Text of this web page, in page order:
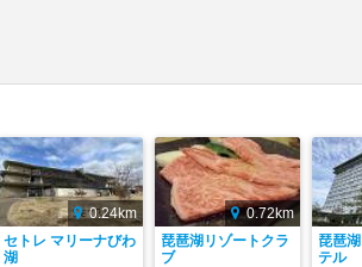
0.24km
セトレ マリーナびわ
湖
0.72km
琵琶湖リゾートクラ
ブ
琵琶
テル